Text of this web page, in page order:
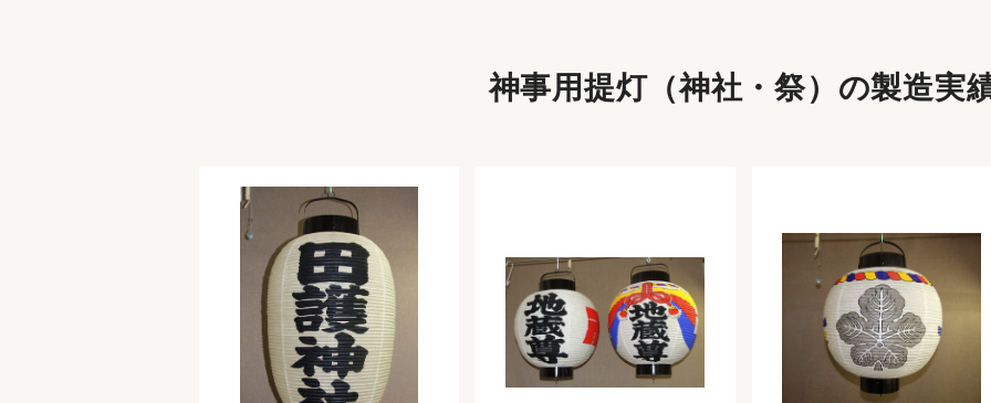
神事用提灯（神社・祭）の製造実